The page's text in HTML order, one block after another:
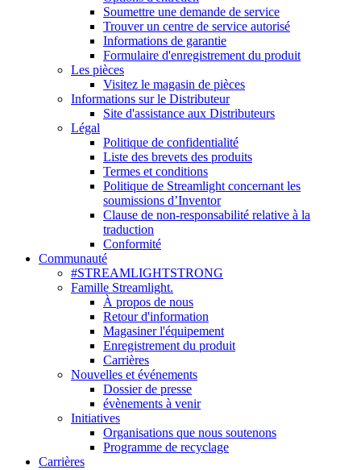
Soumettre une demande de service
Trouver un centre de service autorisé
Informations de garantie
Formulaire d'enregistrement du produit
Les pièces
Visitez le magasin de pièces
Informations sur le Distributeur
Site d'assistance aux Distributeurs
Légal
Politique de confidentialité
Liste des brevets des produits
Termes et conditions
Politique de Streamlight concernant les
soumissions d’Inventor
Clause de non-responsabilité relative à la
traduction
Conformité
Communauté
#STREAMLIGHTSTRONG
Famille Streamlight.
À propos de nous
Retour d'information
Magasiner l'équipement
Enregistrement du produit
Carrières
Nouvelles et événements
Dossier de presse
évènements à venir
Initiatives
Organisations que nous soutenons
Programme de recyclage
Carrières